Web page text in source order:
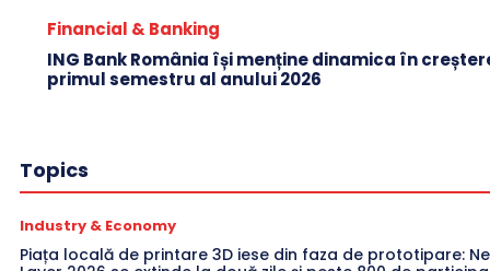
Financial & Banking
ING Bank România își menține dinamica în
primul semestru al anului 2026
Topics
Industry & Economy
Piața locală de printare 3D iese din faza de prototipare: